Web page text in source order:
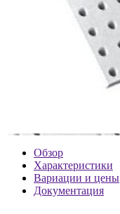
Обзор
Характеристики
Вариации и цены
Документация